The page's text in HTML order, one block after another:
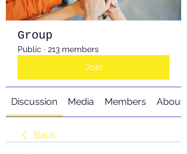
Group
Public · 213 members
Join
Discussion Media Members About
Back